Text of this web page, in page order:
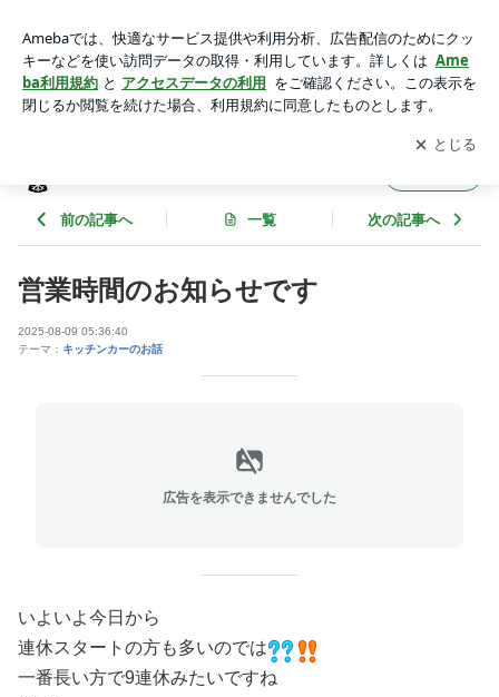
アプリをダウンロードして ブログの更新通知
を受け取りまし
ょう。
開く
前の記事へ 一覧 次の記事へ
営業時間のお知らせです
2025-08-09 05:36:40
テーマ： キッチンカーのお話
広告を表示できませんでした
いよいよ今日から
連休スタートの方も多いのでは
一番長い方で9連休みたいですね